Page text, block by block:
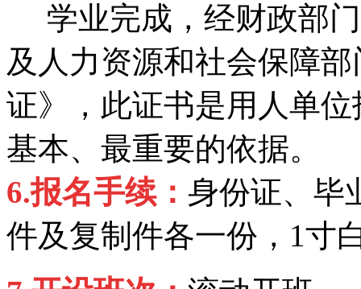
学业完成，经财政部
及人力资源和社会保障
证》，此证书是用人单
基本、最重要的依据。
6.报名手续： 身份证、毕
件及复制件各一份，1寸